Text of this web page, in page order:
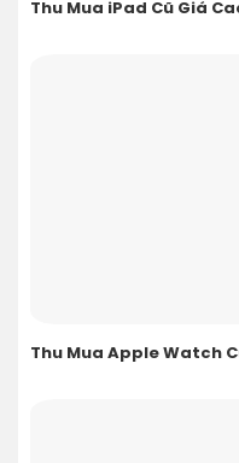
Thu Mua iPad Cũ Giá
Thu Mua Apple Watch